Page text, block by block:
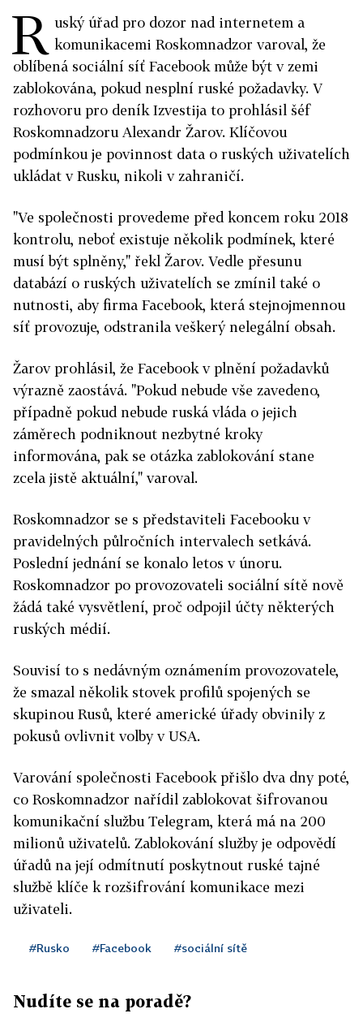
R uský úřad pro dozor nad internetem a
komunikacemi Roskomnadzor varoval, že
oblíbená sociální síť Facebook může být v zemi
zablokována, pokud nesplní ruské požadavky. V
rozhovoru pro deník Izvestija to prohlásil šéf
Roskomnadzoru Alexandr Žarov. Klíčovou
podmínkou je povinnost data o ruských uživatelích
ukládat v Rusku, nikoli v zahraničí.
"Ve společnosti provedeme před koncem roku 2018
kontrolu, neboť existuje několik podmínek, které
musí být splněny," řekl Žarov. Vedle přesunu
databází o ruských uživatelích se zmínil také o
nutnosti, aby firma Facebook, která stejnojmennou
síť provozuje, odstranila veškerý nelegální obsah.
Žarov prohlásil, že Facebook v plnění požadavků
výrazně zaostává. "Pokud nebude vše zavedeno,
případně pokud nebude ruská vláda o jejich
záměrech podniknout nezbytné kroky
informována, pak se otázka zablokování stane
zcela jistě aktuální," varoval.
Roskomnadzor se s představiteli Facebooku v
pravidelných půlročních intervalech setkává.
Poslední jednání se konalo letos v únoru.
Roskomnadzor po provozovateli sociální sítě nově
žádá také vysvětlení, proč odpojil účty některých
ruských médií.
Souvisí to s nedávným oznámením provozovatele,
že smazal několik stovek profilů spojených se
skupinou Rusů, které americké úřady obvinily z
pokusů ovlivnit volby v USA.
Varování společnosti Facebook přišlo dva dny poté,
co Roskomnadzor nařídil zablokovat šifrovanou
komunikační službu Telegram, která má na 200
milionů uživatelů. Zablokování služby je odpovědí
úřadů na její odmítnutí poskytnout ruské tajné
službě klíče k rozšifrování komunikace mezi
uživateli.
#Rusko #Facebook #sociální sítě
Nudíte se na poradě?